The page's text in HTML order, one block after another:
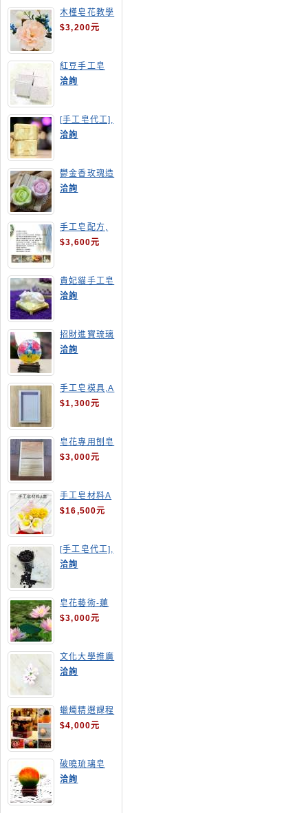
木槿皂花教學
$3,200元
紅豆手工皂
洽詢
[手工皂代工],
羊奶皂
洽詢
鬱金香玫瑰造
型手工皂
洽詢
手工皂配方,
手工皂教學
$3,600元
貴妃貓手工皂
洽詢
招財進寶琉璃
手工皂
洽詢
手工皂模具,A
4渲染盤
$1,300元
皂花專用刨皂
器
$3,000元
手工皂材料A
套
$16,500元
[手工皂代工],
釋迦手工皂
洽詢
皂花藝術-蓮
花
$3,000元
文化大學推廣
部高雄分部手
工皂教學
洽詢
蠟燭精選課程
$4,000元
破曉琉璃皂
洽詢